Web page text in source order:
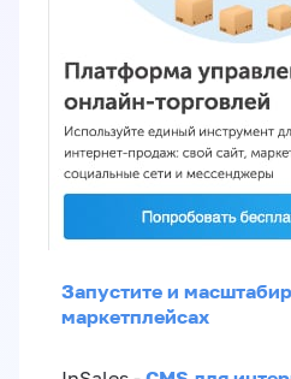
Запустите и
маркетплейсах